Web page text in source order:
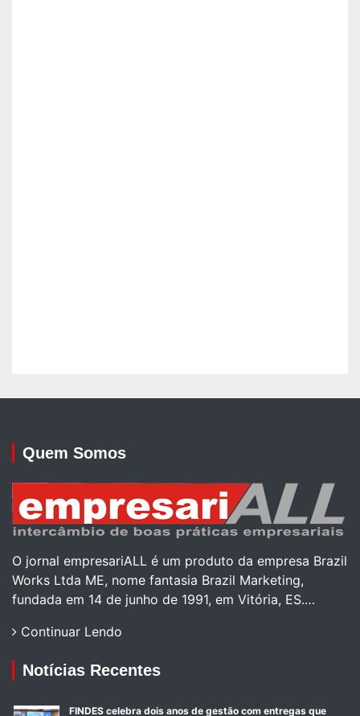
Quem Somos
O jornal empresariALL é um produto da empresa Brazil
Works Ltda ME, nome fantasia Brazil Marketing,
fundada em 14 de junho de 1991, em Vitória, ES.…
Continuar Lendo
Notícias Recentes
FINDES celebra dois anos de gestão com entregas que